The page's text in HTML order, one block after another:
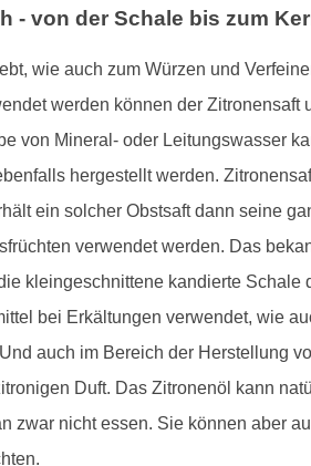
- von der Schale bis zum
wie auch zum Würzen und
werden können der
von Mineral- oder Leitungswasser
hergestellt werden.
ein solcher Obstsaft dann seine
verwendet werden. Das
kleingeschnittene kandierte
bei Erkältungen verwendet, wie
auch im Bereich der Herstellung
Duft. Das Zitronenöl kann
zwar nicht essen. Sie können aber